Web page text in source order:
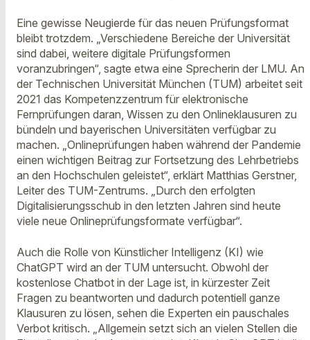
Eine gewisse Neugierde für das neuen Prüfungsformat
bleibt trotzdem. „Verschiedene Bereiche der Universität
sind dabei, weitere digitale Prüfungsformen
voranzubringen“, sagte etwa eine Sprecherin der LMU. An
der Technischen Universität München (TUM) arbeitet seit
2021 das Kompetenzzentrum für elektronische
Fernprüfungen daran, Wissen zu den Onlineklausuren zu
bündeln und bayerischen Universitäten verfügbar zu
machen. „Onlineprüfungen haben während der Pandemie
einen wichtigen Beitrag zur Fortsetzung des Lehrbetriebs
an den Hochschulen geleistet“, erklärt Matthias Gerstner,
Leiter des TUM-Zentrums. „Durch den erfolgten
Digitalisierungsschub in den letzten Jahren sind heute
viele neue Onlineprüfungsformate verfügbar“.
Auch die Rolle von Künstlicher Intelligenz (KI) wie
ChatGPT wird an der TUM untersucht. Obwohl der
kostenlose Chatbot in der Lage ist, in kürzester Zeit
Fragen zu beantworten und dadurch potentiell ganze
Klausuren zu lösen, sehen die Experten ein pauschales
Verbot kritisch. „Allgemein setzt sich an vielen Stellen die